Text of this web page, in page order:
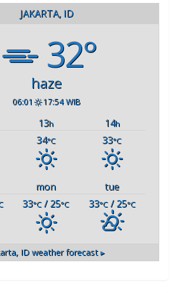
JAKARTA, ID
32°
haze
06:01 17:54 WIB
13h 14h
34°C 33°C
mon
tue
33°C / 25°C 33°C/ 25°C
IDweather forecast ▸